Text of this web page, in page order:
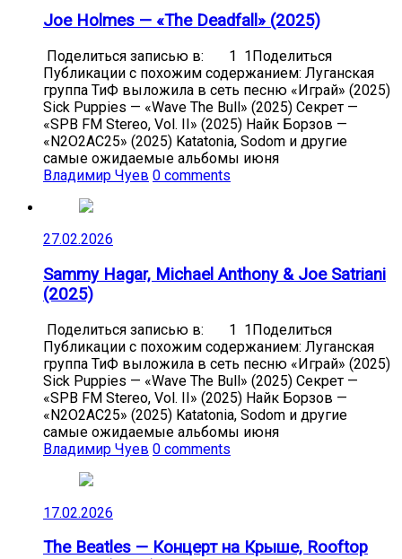
Joe Holmes — «The Deadfall» (2025)
Поделиться записью в: 1 1Поделиться
Публикации с похожим содержанием: Луганская
группа ТиФ выложила в сеть песню «Играй» (2025)
Sick Puppies — «Wave The Bull» (2025) Секрет —
«SPB FM Stereo, Vol. II» (2025) Найк Борзов —
«N2O2AC25» (2025) Katatonia, Sodom и другие
самые ожидаемые альбомы июня
Владимир Чуев 0 comments
27.02.2026
Sammy Hagar, Michael Anthony & Joe Satriani
(2025)
Поделиться записью в: 1 1Поделиться
Публикации с похожим содержанием: Луганская
группа ТиФ выложила в сеть песню «Играй» (2025)
Sick Puppies — «Wave The Bull» (2025) Секрет —
«SPB FM Stereo, Vol. II» (2025) Найк Борзов —
«N2O2AC25» (2025) Katatonia, Sodom и другие
самые ожидаемые альбомы июня
Владимир Чуев 0 comments
17.02.2026
The Beatles — Концерт на Крыше, Rooftop